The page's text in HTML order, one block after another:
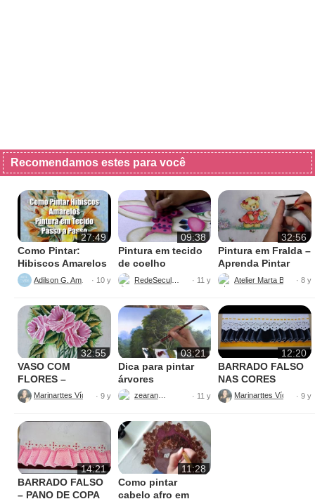
Recomendamos estes para você
27:49
Como Pintar:
Hibiscos Amarelos
· 10 y
09:38
Pintura em tecido
de coelho
RedeSeculo21 · 11 y
32:56
Pintura em Fralda –
Aprenda Pintar
Ursinha
Atelier Marta Beatriz· 8 y
32:55
VASO COM
FLORES –
PINTURAS
· 9 y
03:21
Dica para pintar
árvores
zearantes · 11 y
12:20
BARRADO FALSO
NAS CORES
AMARELO E
PRETO
· 9 y
14:21
BARRADO FALSO
– PANO DE COPA
11:28
Como pintar
cabelo afro em